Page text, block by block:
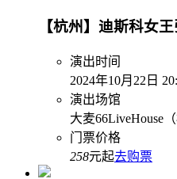
【杭州】迪斯科女
演出时间
2024年10月22日
演出场馆
大麦66LiveHouse（
门票价格
258元起去购票